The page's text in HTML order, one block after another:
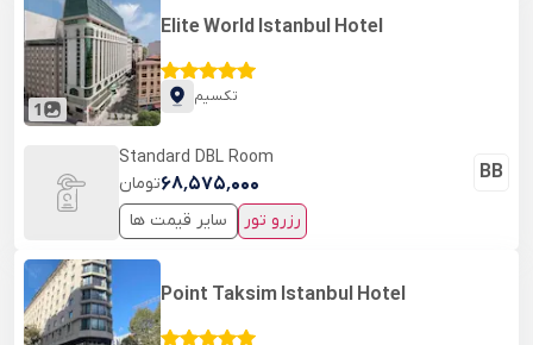
1
Elite World Istanbul Hotel
تکسیم
BB
Standard DBL Room
۶۸٬۵۷۵٬۰۰۰تومان
سایر قیمت ها
رزرو تور
Point Taksim Istanbul Hotel